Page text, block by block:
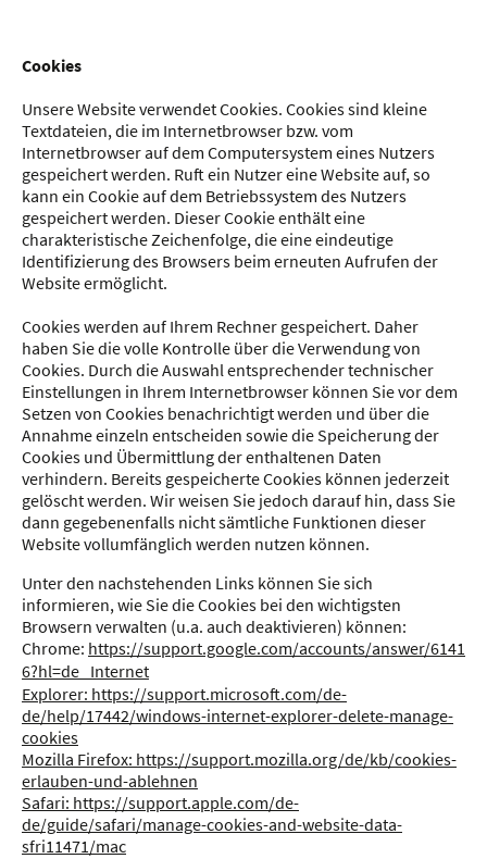
Cookies
Unsere Website verwendet Cookies. Cookies sind kleine
Textdateien, die im Internetbrowser bzw. vom
Internetbrowser auf dem Computersystem eines Nutzers
gespeichert werden. Ruft ein Nutzer eine Website auf, so
kann ein Cookie auf dem Betriebssystem des Nutzers
gespeichert werden. Dieser Cookie enthält eine
charakteristische Zeichenfolge, die eine eindeutige
Identifizierung des Browsers beim erneuten Aufrufen der
Website ermöglicht.
Cookies werden auf Ihrem Rechner gespeichert. Daher
haben Sie die volle Kontrolle über die Verwendung von
Cookies. Durch die Auswahl entsprechender technischer
Einstellungen in Ihrem Internetbrowser können Sie vor dem
Setzen von Cookies benachrichtigt werden und über die
Annahme einzeln entscheiden sowie die Speicherung der
Cookies und Übermittlung der enthaltenen Daten
verhindern. Bereits gespeicherte Cookies können jederzeit
gelöscht werden. Wir weisen Sie jedoch darauf hin, dass Sie
dann gegebenenfalls nicht sämtliche Funktionen dieser
Website vollumfänglich werden nutzen können.
Unter den nachstehenden Links können Sie sich
informieren, wie Sie die Cookies bei den wichtigsten
Browsern verwalten (u.a. auch deaktivieren) können:
Chrome: https://support.google.com/accounts/answer/6141
6?hl=de Internet
Explorer: https://support.microsoft.com/de-
de/help/17442/windows-internet-explorer-delete-manage-
cookies
Mozilla Firefox: https://support.mozilla.org/de/kb/cookies-
erlauben-und-ablehnen
Safari: https://support.apple.com/de-
de/guide/safari/manage-cookies-and-website-data-
sfri11471/mac